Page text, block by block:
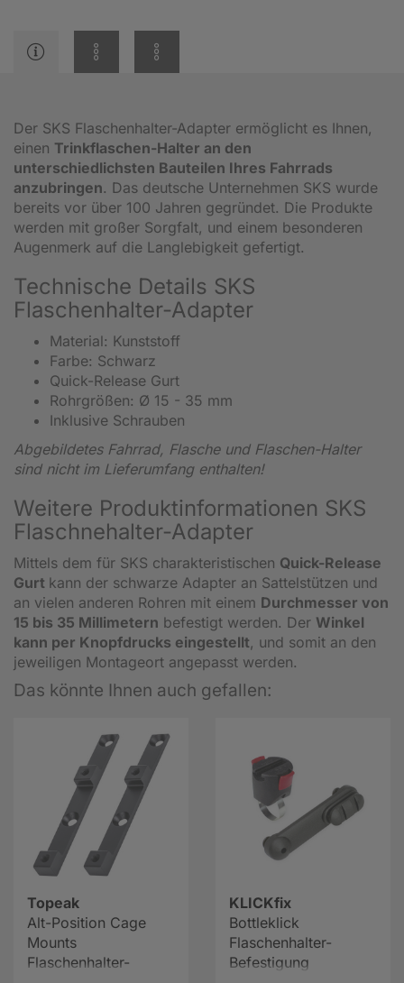
Der SKS Flaschenhalter-Adapter ermöglicht es Ihnen,
einen Trinkflaschen-Halter an den
unterschiedlichsten Bauteilen Ihres Fahrrads
anzubringen. Das deutsche Unternehmen SKS wurde
bereits vor über 100 Jahren gegründet. Die Produkte
werden mit großer Sorgfalt, und einem besonderen
Augenmerk auf die Langlebigkeit gefertigt.
Technische Details SKS
Flaschenhalter-Adapter
Material: Kunststoff
Farbe: Schwarz
Quick-Release Gurt
Rohrgrößen: Ø 15 - 35 mm
Inklusive Schrauben
Abgebildetes Fahrrad, Flasche und Flaschen-Halter
sind nicht im Lieferumfang enthalten!
Weitere Produktinformationen SKS
Flaschnehalter-Adapter
Mittels dem für SKS charakteristischen Quick-Release
Gurt kann der schwarze Adapter an Sattelstützen und
an vielen anderen Rohren mit einem Durchmesser von
15 bis 35 Millimetern befestigt werden. Der Winkel
kann per Knopfdrucks eingestellt, und somit an den
jeweiligen Montageort angepasst werden.
Das könnte Ihnen auch gefallen:
Topeak
Alt-Position Cage
Mounts
Flaschenhalter-
KLICKfix
Bottleklick
Flaschenhalter-
Befestigung